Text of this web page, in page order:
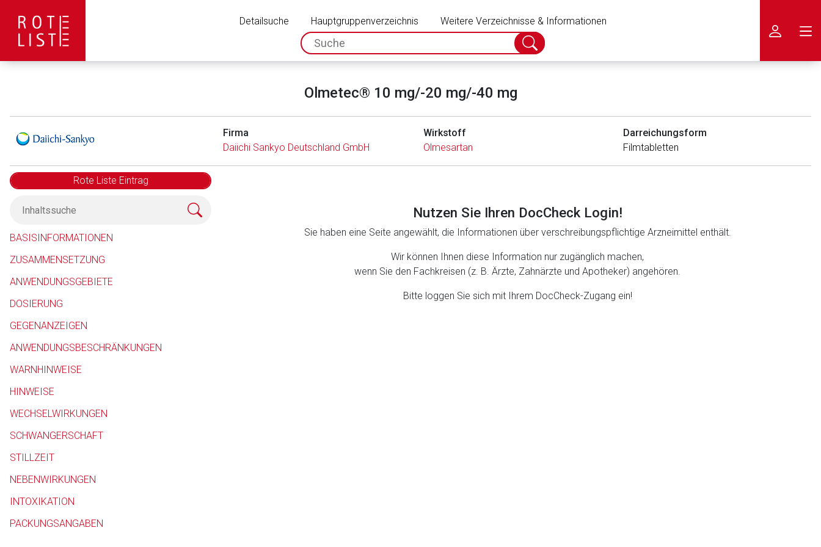
Detailsuche Hauptgruppenverzeichnis
Weitere Verzeichnisse & Informationen
spc.search.input.placeholder
Suche
abschicken
Olmetec® 10 mg/-20 mg/-40 mg
Firma
Daiichi Sankyo Deutschland GmbH
Wirkstoff
Olmesartan
Darreichungsform
Filmtabletten
Rote Liste Eintrag
BASISINFORMATIONEN
ZUSAMMENSETZUNG
ANWENDUNGSGEBIETE
DOSIERUNG
GEGENANZEIGEN
ANWENDUNGSBESCHRÄNKUNGEN
WARNHINWEISE
HINWEISE
WECHSELWIRKUNGEN
SCHWANGERSCHAFT
STILLZEIT
NEBENWIRKUNGEN
INTOXIKATION
PACKUNGSANGABEN
Nutzen Sie Ihren DocCheck Login!
Sie haben eine Seite angewählt, die Informationen über verschreibungspflichtige Arzneimittel enthält.
Wir können Ihnen diese Information nur zugänglich machen,
wenn Sie den Fachkreisen (z. B. Ärzte, Zahnärzte und Apotheker) angehören.
Bitte loggen Sie sich mit Ihrem DocCheck-Zugang ein!
Aufruf einer externen Seite
Der von Ihnen aufgerufene Link öffnet eine externe Web-Seite. Für die Inhalte der externen Web-Seite ist deren